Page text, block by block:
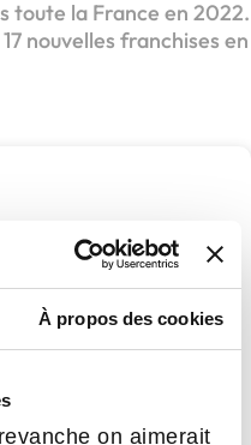
À propos des cookies
on aimerait
toute la France en 2022.
nouvelles franchises en